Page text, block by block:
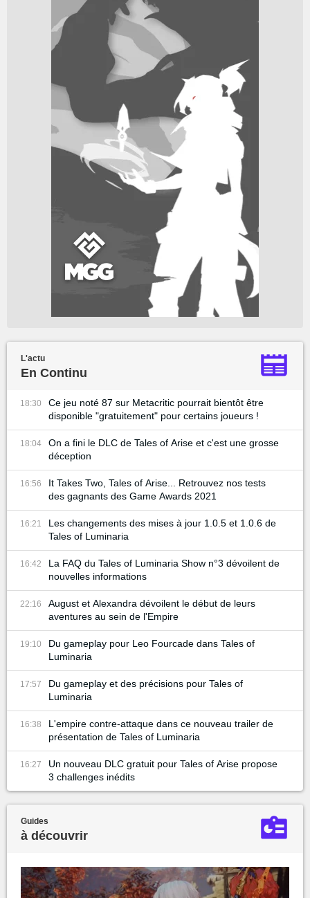
L'actu
En Continu
18:30
Ce jeu noté 87 sur Metacritic pourrait bientôt être
disponible "gratuitement" pour certains joueurs !
18:04
On a fini le DLC de Tales of Arise et c'est une grosse
déception
16:56
It Takes Two, Tales of Arise... Retrouvez nos tests
des gagnants des Game Awards 2021
16:21
Les changements des mises à jour 1.0.5 et 1.0.6 de
Tales of Luminaria
16:42
La FAQ du Tales of Luminaria Show n°3 dévoilent de
nouvelles informations
22:16
August et Alexandra dévoilent le début de leurs
aventures au sein de l'Empire
19:10
Du gameplay pour Leo Fourcade dans Tales of
Luminaria
17:57
Du gameplay et des précisions pour Tales of
Luminaria
16:38
L'empire contre-attaque dans ce nouveau trailer de
présentation de Tales of Luminaria
16:27
Un nouveau DLC gratuit pour Tales of Arise propose
3 challenges inédits
Guides
à découvrir